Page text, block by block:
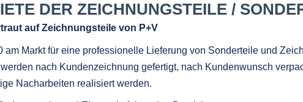
DER ZEICHNUNGSTEILE /
auf Zeichnungsteile von P+V
am Markt für eine professionelle Lieferung von Sonderteile und
nach Kundenzeichnung gefertigt, nach Kundenwunsch
Nacharbeiten realisiert werden.